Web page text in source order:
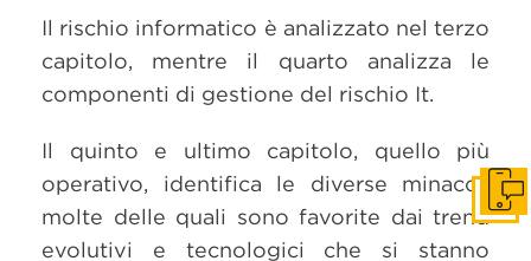
Il rischio informatico è analizzato nel terzo
capitolo, mentre il quarto analizza le
componenti di gestione del rischio It.
Il quinto e ultimo capitolo, quello più
operativo, identifica le diverse minacce
molte delle quali sono favorite dai trend
evolutivi e tecnologici che si stanno
Get